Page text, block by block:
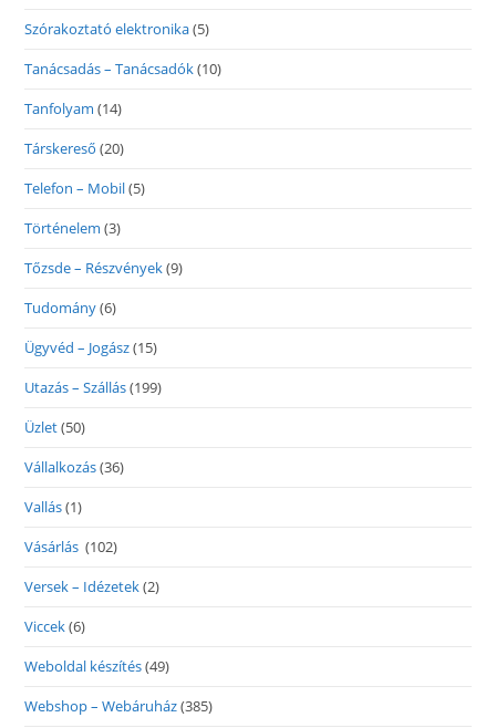
Szórakoztató elektronika(5)
Tanácsadás – Tanácsadók(10)
Tanfolyam (14)
Társkereső (20)
Telefon – Mobil(5)
Történelem (3)
Tőzsde – Részvények(9)
Tudomány(6)
Ügyvéd – Jogász(15)
Utazás – Szállás(199)
Üzlet(50)
Vállalkozás(36)
Vallás(1)
Vásárlás (102)
Versek – Idézetek(2)
Viccek(6)
Weboldal készítés(49)
Webshop – Webáruház(385)